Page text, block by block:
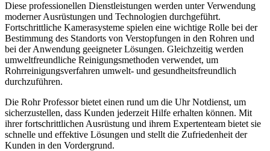
Diese professionellen Dienstleistungen werden unter Verwendung
moderner Ausrüstungen und Technologien durchgeführt.
Fortschrittliche Kamerasysteme spielen eine wichtige Rolle bei der
Bestimmung des Standorts von Verstopfungen in den Rohren und
bei der Anwendung geeigneter Lösungen. Gleichzeitig werden
umweltfreundliche Reinigungsmethoden verwendet, um
Rohrreinigungsverfahren umwelt- und gesundheitsfreundlich
durchzuführen.
Die Rohr Professor bietet einen rund um die Uhr Notdienst, um
sicherzustellen, dass Kunden jederzeit Hilfe erhalten können. Mit
ihrer fortschrittlichen Ausrüstung und ihrem Expertenteam bietet sie
schnelle und effektive Lösungen und stellt die Zufriedenheit der
Kunden in den Vordergrund.